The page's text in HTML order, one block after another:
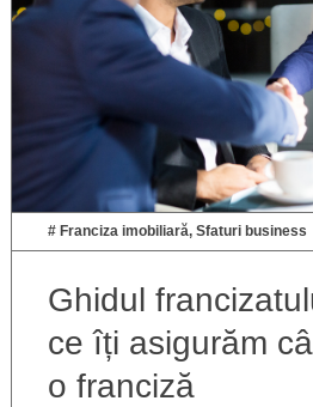
# Franciza imobiliară, Sfaturi business
Ghidul
ce îți asigurăm
o franciză